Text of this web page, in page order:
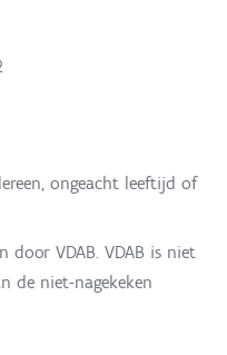
ongeacht leeftijd of
door VDAB. VDAB is niet
de niet-nagekeken